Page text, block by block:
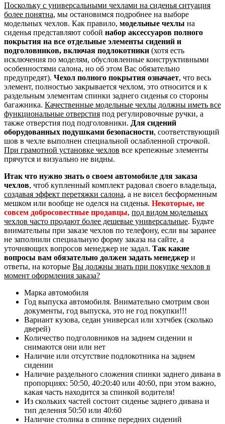
Поскольку с универсальными чехлами на сиденья ситуация
более понятна, мы остановимся подробнее на выборе
модельных чехлов. Как правило, модельные чехлы на
сиденья представляют собой набор аксессуаров полного
покрытия на все отдельные элементы сидений и
подголовников, включая подлокотники (хотя есть
исключения по моделям, обусловленные конструктивными
особенностями салона, но об этом Вас обязательно
предупредят). Чехол полного покрытия означает, что весь
элемент, полностью закрывается чехлом, это относится и к
раздельным элементам спинки заднего сиденья со стороны
багажника. Качественные модельные чехлы должны иметь все
функциональные отверстия под регулировочные ручки, а
также отверстия под подголовники. Для сидений
оборудованных подушками безопасности, соответствующий
шов в чехле выполнен специальной ослабленной строчкой.
При грамотной установке чехлов все крепежные элементы
прячутся и визуально не видны.
Итак что нужно знать о своем автомобиле для заказа
чехлов, чтоб купленный комплект радовал своего владельца,
создавая эффект перетяжки салона, а не висел бесформенным
мешком или вообще не оделся на сиденья. Некоторые, не
совсем добросовестные продавцы, под видом модельных
чехлов часто продают более дешевые универсальные. Будьте
внимательны при заказе чехлов по телефону, если вы заранее
не заполнили специальную форму заказа на сайте, а
уточняющих вопросов менеджер не задал. Так какие
вопросы вам обязательно должен задать менеджер и
ответы, на которые Вы должны знать при покупке чехлов в
момент оформления заказа?
Марка автомобиля
Год выпуска автомобиля. Внимательно смотрим свои
документы, год выпуска, это не год покупки!!!
Вариант кузова, седан универсал или хэтчбек (сколько
дверей)
Количество подголовников на заднем сидении и
снимаются они или нет
Наличие или отсутствие подлокотника на заднем
сидении
Наличие раздельного сложения спинки заднего дивана в
пропорциях: 50:50, 40:20:40 или 40:60, при этом важно,
какая часть находится за спинкой водителя!
Из скольких частей состоит сиденье заднего дивана и
тип деления 50:50 или 40:60
Наличие столика в спинке передних сидений